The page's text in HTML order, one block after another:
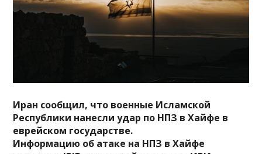
Иран сообщил, что военные Исламской
Республики нанесли удар по НПЗ в Хайфе в
еврейском государстве.
Информацию об атаке на НПЗ в Хайфе